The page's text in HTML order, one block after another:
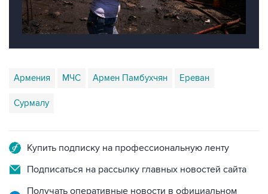
Армения МЧС Армен Памбухчян Ереван
Сурмалу
Купить подписку на профессиональную ленту
Подписаться на рассылку главных новостей сайта
Получать оперативные новости в официальном